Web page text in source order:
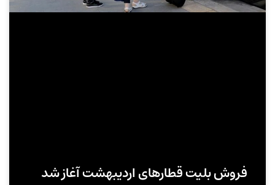
فروش بلیت قطارهای اردیبهشت آغاز شد